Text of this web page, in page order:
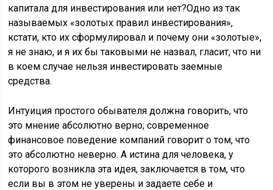
капитала для инвестирования или нет?Одно из так
называемых «золотых правил инвестирования»,
кстати, кто их сформулировал и почему они «золотые»,
я не знаю, и я их бы таковыми не назвал, гласит, что ни
в коем случае нельзя инвестировать заемные
средства.
Интуиция простого обывателя должна говорить, что
это мнение абсолютно верно; современное
финансовое поведение компаний говорит о том, что
это абсолютно неверно. А истина для человека, у
которого возникла эта идея, заключается в том, что
если вы в этом не уверены и задаете себе и